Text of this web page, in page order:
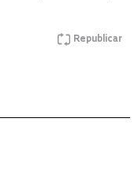
Republicar